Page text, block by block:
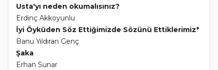
Usta'yı neden okumalısınız?
Erdinç Akkoyunlu
İyi Öyküden Söz Ettiğimizde Sözünü Ettiklerimiz*
Banu Yıldıran Genç
Şaka
Erhan Sunar